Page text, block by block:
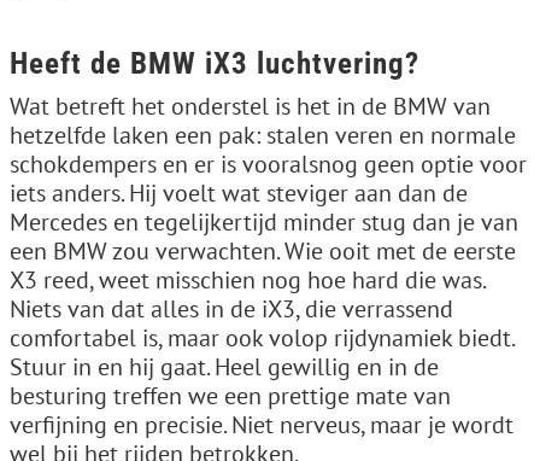
Heeft de BMW iX3 luchtvering?
Wat betreft het onderstel is het in de BMW van
hetzelfde laken een pak: stalen veren en normale
schokdempers en er is vooralsnog geen optie voor
iets anders. Hij voelt wat steviger aan dan de
Mercedes en tegelijkertijd minder stug dan je van
een BMW zou verwachten. Wie ooit met de eerste
X3 reed, weet misschien nog hoe hard die was.
Niets van dat alles in de iX3, die verrassend
comfortabel is, maar ook volop rijdynamiek biedt.
Stuur in en hij gaat. Heel gewillig en in de
besturing treffen we een prettige mate van
verfijning en precisie. Niet nerveus, maar je wordt
wel bij het rijden betrokken.